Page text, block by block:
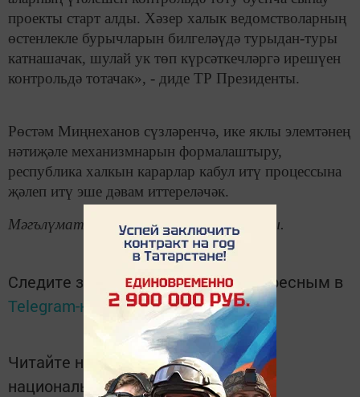
проекты старт алды. Хәзер халык ведомстволарның
өстенлекле бурычларын билгеләүдә турыдан-туры
катнашачак, шулай ук төп күрсәткечләргә ирешүен
контрольдә тотачак», - диде ТР Президенты.
Рөстәм Миңнеханов сүзләренчә, ике яклы элемтәнең
нәтиҗәле механизмнарын формалаштыру,
республика халкын карарлар кабул итү процессына
җәлеп итү эше дәвам иттереләчәк.
Мәгълүмат «Татар-информ»нан алынды.
Следите за самым важным и интересным в
Telegram-каналеТатмедиа
Читайте новости Татарстана в
национальном мессенджере MАХ: